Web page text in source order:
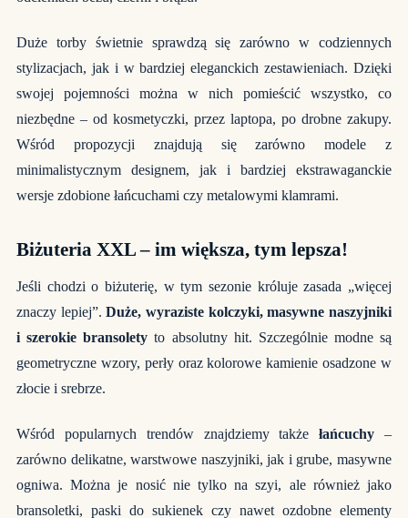
Duże torby świetnie sprawdzą się zarówno w codziennych
stylizacjach, jak i w bardziej eleganckich zestawieniach. Dzięki
swojej pojemności można w nich pomieścić wszystko, co
niezbędne – od kosmetyczki, przez laptopa, po drobne zakupy.
Wśród propozycji znajdują się zarówno modele z
minimalistycznym designem, jak i bardziej ekstrawaganckie
wersje zdobione łańcuchami czy metalowymi klamrami.
Biżuteria XXL – im większa, tym lepsza!
Jeśli chodzi o biżuterię, w tym sezonie króluje zasada „więcej
znaczy lepiej”.Duże, wyraziste kolczyki, masywne naszyjniki
i szerokie bransolety to absolutny hit. Szczególnie modne są
geometryczne wzory, perły oraz kolorowe kamienie osadzone w
złocie i srebrze.
Wśród popularnych trendów znajdziemy takżełańcuchy –
zarówno delikatne, warstwowe naszyjniki, jak i grube, masywne
ogniwa. Można je nosić nie tylko na szyi, ale również jako
bransoletki, paski do sukienek czy nawet ozdobne elementy